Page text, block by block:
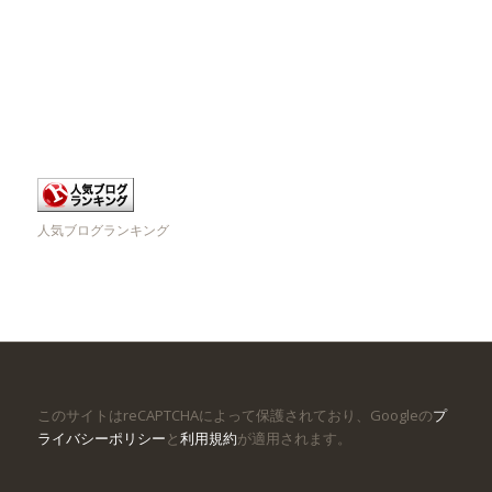
人気ブログランキング
このサイトはreCAPTCHAによって保護されており、Googleのプ
ライバシーポリシーと利用規約が適用されます。